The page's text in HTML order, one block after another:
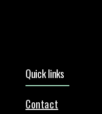
Quick links
Contact